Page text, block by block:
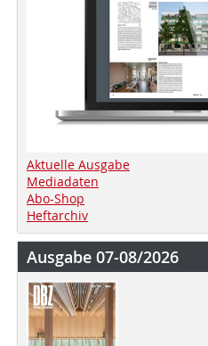
Aktuelle Ausgabe
Mediadaten
Abo-Shop
Heftarchiv
Ausgabe 07-08/2026